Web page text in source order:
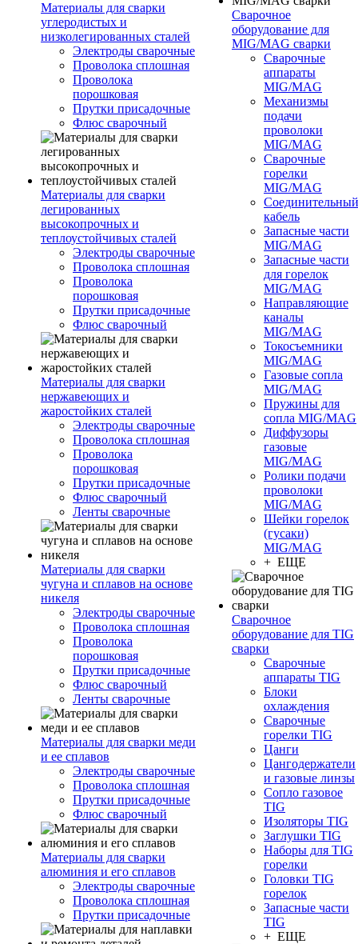
Материалы для сварки
углеродистых и
низколегированных сталей
Электроды сварочные
Проволока сплошная
Проволока
порошковая
Прутки присадочные
Флюс сварочный
Материалы для сварки
легированных
высокопрочных и
теплоустойчивых сталей
Электроды сварочные
Проволока сплошная
Проволока
порошковая
Прутки присадочные
Флюс сварочный
Материалы для сварки
нержавеющих и
жаростойких сталей
Электроды сварочные
Проволока сплошная
Проволока
порошковая
Прутки присадочные
Флюс сварочный
Ленты сварочные
Материалы для сварки
чугуна и сплавов на основе
никеля
Электроды сварочные
Проволока сплошная
Проволока
порошковая
Прутки присадочные
Флюс сварочный
Ленты сварочные
Материалы для сварки меди
и ее сплавов
Электроды сварочные
Проволока сплошная
Прутки присадочные
Флюс сварочный
Материалы для сварки
алюминия и его сплавов
Электроды сварочные
Проволока сплошная
Прутки присадочные
Сварочное
оборудование для
MIG/MAG сварки
Сварочные
аппараты
MIG/MAG
Механизмы
подачи
проволоки
MIG/MAG
Сварочные
горелки
MIG/MAG
Соединительный
кабель
Запасные части
MIG/MAG
Запасные части
для горелок
MIG/MAG
Направляющие
каналы
MIG/MAG
Токосъемники
MIG/MAG
Газовые сопла
MIG/MAG
Пружины для
сопла MIG/MAG
Диффузоры
газовые
MIG/MAG
Ролики подачи
проволоки
MIG/MAG
Шейки горелок
(гусаки)
MIG/MAG
+ ЕЩЕ
Сварочное
оборудование для TIG
сварки
Сварочные
аппараты TIG
Блоки
охлаждения
Сварочные
горелки TIG
Цанги
Цангодержатели
и газовые линзы
Сопло газовое
TIG
Изоляторы TIG
Заглушки TIG
Наборы для TIG
горелки
Головки TIG
горелок
Запасные части
TIG
+ ЕЩЕ